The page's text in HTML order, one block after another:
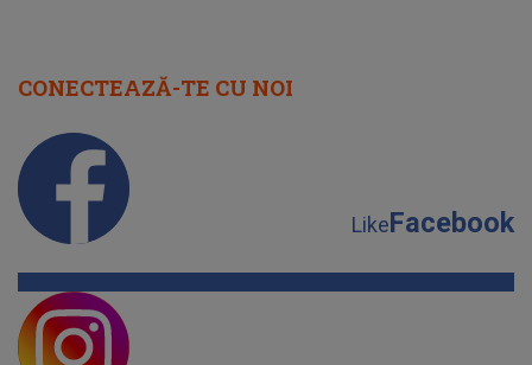
CONECTEAZĂ-TE CU NOI
LikeFacebook